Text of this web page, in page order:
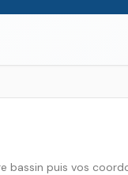
bassin puis vos